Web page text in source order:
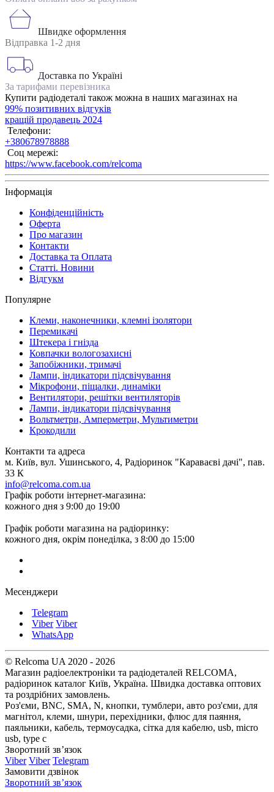
Швидке оформлення
Відправка 1-2 дня
Доставка по Україні
За тарифами перевізника
Купити радіодеталі також можна в наших магазинах на
99% позитивних відгуків
кращій продавець 2024
Телефони:
+380678978888
Соц мережі:
https://www.facebook.com/relcoma
Інформація
Конфіденційність
Оферта
Про магазин
Контакти
Доставка та Оплата
Статті. Новини
Відгукм
Популярне
Клеми, наконечники, клемні ізолятори
Перемикачі
Штекера і гнізда
Ковпачки вологозахисні
Запобіжники, тримачі
Лампи, індикатори підсвічування
Мікрофони, піщалки, динаміки
Вентилятори, решітки вентиляторів
Лампи, індикатори підсвічування
Вольтметри, Амперметри, Мультиметри
Крокодили
Контакти та адреса
м. Київ, вул. Ушинського, 4, Радіоринок "Караваєві дачі", пав.
33 К
info@relcoma.com.ua
Графік роботи інтернет-магазина:
кожного дня з 9:00 до 19:00
Графік роботи магазина на радіоринку:
кожного дня, окрім понеділка, з 8:00 до 15:00
Месенджери
Telegram
Viber Viber
WhatsApp
© Relcoma UA 2020 - 2026
Магазин радіоелектроніки та радіодеталей RELCOMA,
радіоринок каталог Київ, Україна. Швидка доставка оптових
та роздрібних замовлень.
Роз'єми, BNC, SMA, N, кнопки, тумблери, авто роз'єми, для
магнітол, клеми, шнури, перехідники, флюс для паяння,
паяльники, кабель, термоусадка, сітка для кабелю, usb, micro
usb, type c
Зворотний зв’язок
Viber Viber Telegram
Замовити дзвінок
Зворотний зв’язок